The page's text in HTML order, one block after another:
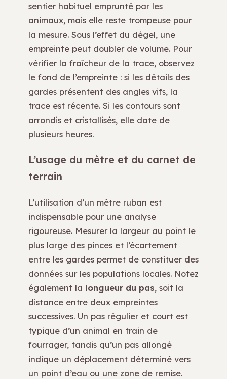
sentier habituel emprunté par les
animaux, mais elle reste trompeuse pour
la mesure. Sous l’effet du dégel, une
empreinte peut doubler de volume. Pour
vérifier la fraîcheur de la trace, observez
le fond de l’empreinte : si les détails des
gardes présentent des angles vifs, la
trace est récente. Si les contours sont
arrondis et cristallisés, elle date de
plusieurs heures.
L’usage du mètre et du carnet de
terrain
L’utilisation d’un mètre ruban est
indispensable pour une analyse
rigoureuse. Mesurer la largeur au point le
plus large des pinces et l’écartement
entre les gardes permet de constituer des
données sur les populations locales. Notez
également la longueur du pas, soit la
distance entre deux empreintes
successives. Un pas régulier et court est
typique d’un animal en train de
fourrager, tandis qu’un pas allongé
indique un déplacement déterminé vers
un point d’eau ou une zone de remise.